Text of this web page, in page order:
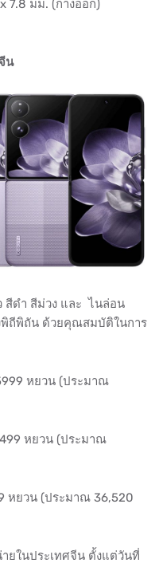
7.8 มม. (กางออก)
น
สีดำ สีม่วง และ ไนล่อน
พิถีพิถัน ด้วยคุณสมบัติในการ
หยวน (ประมาณ
หยวน (ประมาณ
หยวน (ประมาณ 36,520
ยในประเทศจีน ตั้งแต่วันที่